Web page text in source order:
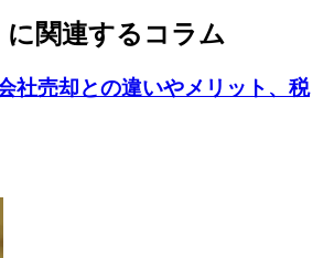
に関連するコラム
社売却との違いやメリット、税